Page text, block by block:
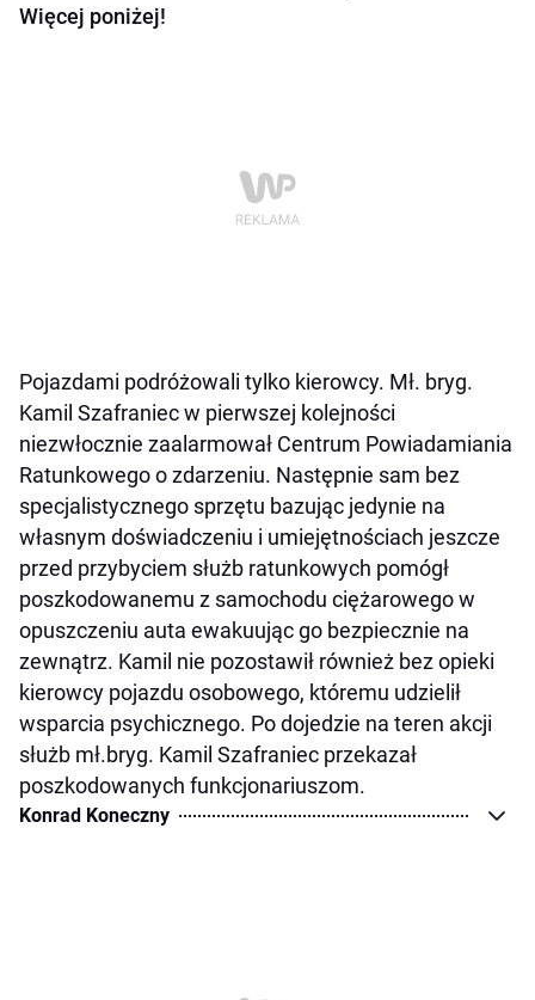
Więcej poniżej!
Pojazdami podróżowali tylko kierowcy. Mł. bryg.
Kamil Szafraniec w pierwszej kolejności
niezwłocznie zaalarmował Centrum Powiadamiania
Ratunkowego o zdarzeniu. Następnie sam bez
specjalistycznego sprzętu bazując jedynie na
własnym doświadczeniu i umiejętnościach jeszcze
przed przybyciem służb ratunkowych pomógł
poszkodowanemu z samochodu ciężarowego w
opuszczeniu auta ewakuując go bezpiecznie na
zewnątrz. Kamil nie pozostawił również bez opieki
kierowcy pojazdu osobowego, któremu udzielił
wsparcia psychicznego. Po dojedzie na teren akcji
służb mł.bryg. Kamil Szafraniec przekazał
poszkodowanych funkcjonariuszom.
Konrad Koneczny